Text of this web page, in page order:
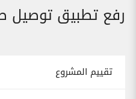
رفع تطبيق توصيل
تقييم المشروع